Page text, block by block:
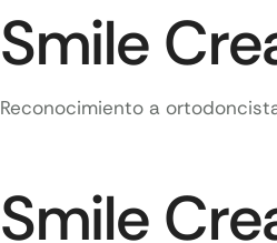
Smile
Reconocimiento a
Smile